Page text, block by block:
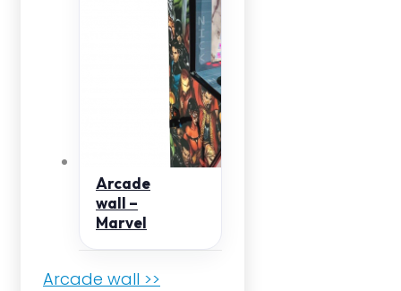
Arcade
wall –
Marvel
Arcade wall >>